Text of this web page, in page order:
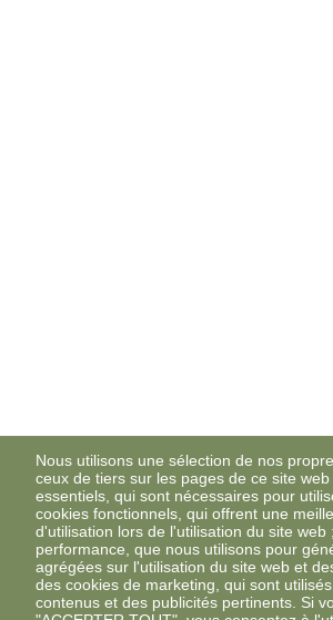
Nous utilisons une sélection de nos
ceux de tiers sur les pages de ce site
essentiels, qui sont nécessaires pour
cookies fonctionnels, qui offrent une
d'utilisation lors de l'utilisation du site web
performance, que nous utilisons pour
agrégées sur l'utilisation du site web et
des cookies de marketing, qui sont
contenus et des publicités pertinents. Si